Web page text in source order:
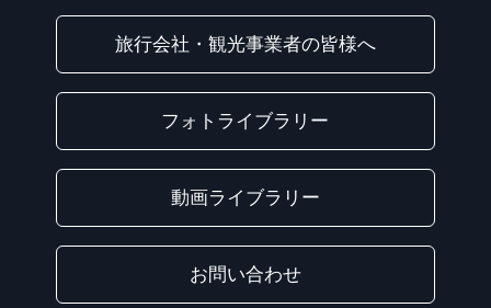
旅行会社・観光事業者の皆様へ
フォトライブラリー
動画ライブラリー
お問い合わせ